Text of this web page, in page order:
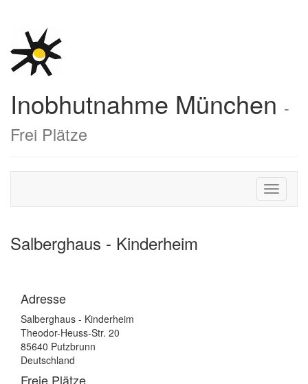
Inobhutnahme München -
Frei Plätze
Toggle
Salberghaus - Kinderheim
Adresse
Salberghaus - Kinderheim
Theodor-Heuss-Str. 20
85640 Putzbrunn
Deutschland
Freie Plätze